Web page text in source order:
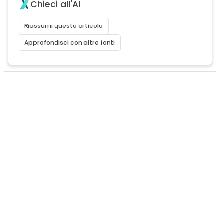
Chiedi all'AI
Riassumi questo articolo
Approfondisci con altre fonti